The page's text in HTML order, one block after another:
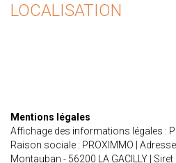
LOCALISATION
Mentions légales
Affichage des informations légales :
Raison sociale : PROXIMMO |
Montauban - 56200 LA GACILLY |